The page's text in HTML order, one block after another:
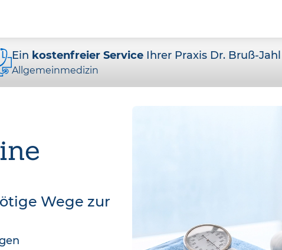
Ein kostenfreier Service Ihrer Praxis Dr. Bruß-Jahl
Allgemeinmedizin
Wege zur